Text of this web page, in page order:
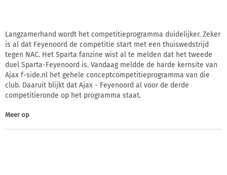
Langzamerhand wordt het competitieprogramma duidelijker. Zeker
is al dat Feyenoord de competitie start met een thuiswedstrijd
tegen NAC. Het Sparta fanzine wist al te melden dat het tweede
duel Sparta-Feyenoord is. Vandaag meldde de harde kernsite van
Ajax f-side.nl het gehele conceptcompetitieprogramma van die
club. Daaruit blijkt dat Ajax - Feyenoord al voor de derde
competitieronde op het programma staat.
Meer op